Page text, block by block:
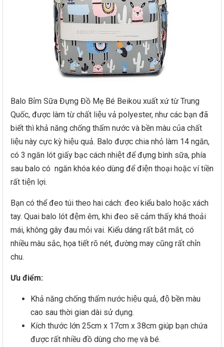
Balo Bỉm Sữa Đựng Đồ Mẹ Bé Beikou xuất xứ từ Trung
Quốc, được làm từ chất liệu vả polyester, như các bạn đã
biết thì khả năng chống thấm nước và bền màu của chất
liệu này cực kỳ hiệu quả. Balo được chia nhỏ làm 14 ngăn,
có 3 ngăn lót giấy bạc cách nhiệt để đựng bình sữa, phía
sau balo có ngăn khóa kéo dùng để điện thoại hoặc ví tiền
rất tiện lợi.
Bạn có thể đeo túi theo hai cách: đeo kiểu balo hoặc xách
tay. Quai balo lót đệm êm, khi đeo sẽ cảm thấy khá thoải
mái, không gây đau mỏi vai. Kiểu dáng rất bắt mắt, có
nhiều màu sắc, họa tiết rõ nét, đường may cũng rất chỉn
chu.
Ưu điểm:
Khả năng chống thấm nước hiệu quả, độ bền màu
cao sau thời gian dài sử dụng.
Kích thước lớn 25cm x 17cm x 38cm giúp bạn chứa
được rất nhiều đồ dùng cho mẹ và bé.